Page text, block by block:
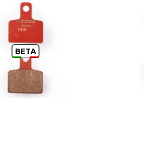
interesarte 👀
BETA
- PASTILLAS DE
TRASERAS - S3
ORIGINAL